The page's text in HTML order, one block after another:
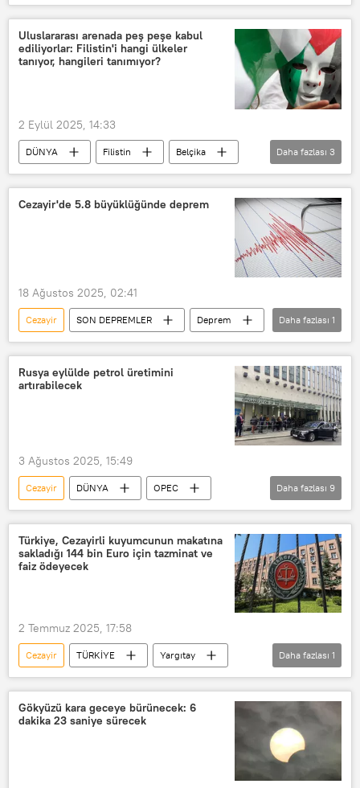
İsrail
Katar
Hamas
Birleşmiş Milletler Güvenlik Konseyi (BMGK)
Pakistan
Katar Dışişleri Bakanlığı
Uluslararası arenada peş peşe kabul
ediliyorlar: Filistin'i hangi ülkeler
tanıyor, hangileri tanımıyor?
2 Eylül 2025, 14:33
DÜNYA Filistin
Belçika
Dünya
Birleşmiş Milletler (BM) Genel Merkezi
Daha fazlası 3
Cezayir'de 5.8 büyüklüğünde deprem
18 Ağustos 2025, 02:41
Cezayir SON DEPREMLER
Deprem
Son dakika
Daha fazlası 1
Rusya eylülde petrol üretimini
artırabilecek
3 Ağustos 2025, 15:49
Cezayir DÜNYA
OPEC
Petrol İhraç Eden Ülkeler Örgütü (OPEC)
OPEC+
Rusya
Suudi Arabistan
Kazakistan
Daha fazlası 9
Türkiye, Cezayirli kuyumcunun makatına
sakladığı 144 bin Euro için tazminat ve
faiz ödeyecek
2 Temmuz 2025, 17:58
Cezayir TÜRKİYE
Yargıtay
Sabah
Daha fazlası 1
Gökyüzü kara geceye bürünecek: 6
dakika 23 saniye sürecek